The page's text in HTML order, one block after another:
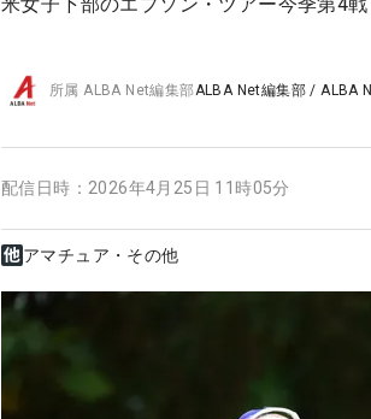
米女子下部のエプソン・ツアー今季第4
所属ALBA Net編集部ALBA Net編集部 /ALBA
配信日時： 2026年4月25日 11時05分
アマチュア・その他